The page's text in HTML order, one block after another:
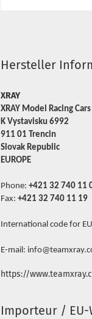
Hersteller
XRAY
XRAY Model Racing Cars
K Vystavisku 6992
911 01 Trencin
Slovak Republic
EUROPE
Phone: +421 32 740 11
Fax: +421 32 740 11 19
International code for
E-mail:
https://
Importeur /